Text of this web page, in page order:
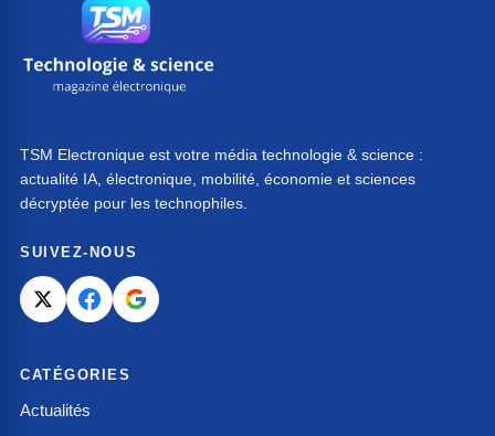
TSM Electronique est votre média technologie & science :
actualité IA, électronique, mobilité, économie et sciences
décryptée pour les technophiles.
SUIVEZ-NOUS
CATÉGORIES
Actualités